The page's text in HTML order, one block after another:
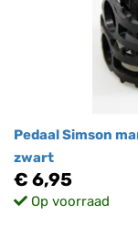
Pedaal Simson
zwart
€ 6,95
Op voorraad